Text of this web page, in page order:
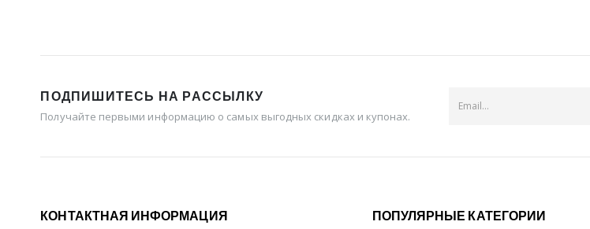
ПОДПИШИТЕСЬ НА РАССЫЛКУ
Получайте первыми информацию о самых выгодных скидках и купонах.
КОНТАКТНАЯ ИНФОРМАЦИЯ ПОПУЛЯРНЫЕ КАТЕГОРИИ